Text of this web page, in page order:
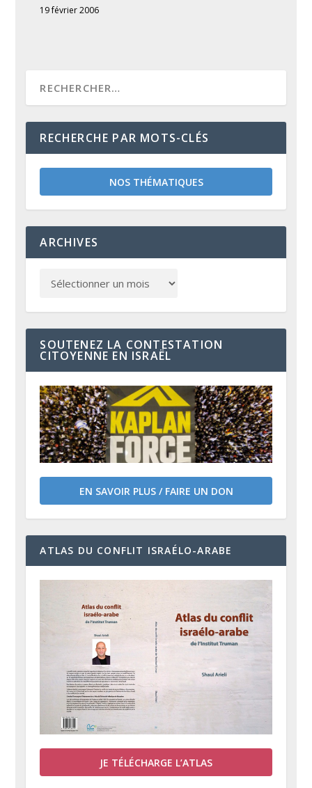
19 février 2006
RECHERCHE PAR MOTS-CLÉS
NOS THÉMATIQUES
ARCHIVES
SOUTENEZ LA CONTESTATION
CITOYENNE EN ISRAËL
EN SAVOIR PLUS / FAIRE UN DON
ATLAS DU CONFLIT ISRAÉLO-ARABE
JE TÉLÉCHARGE L’ATLAS